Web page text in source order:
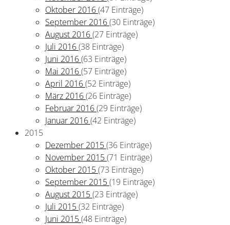
Oktober 2016(47 Einträge)
September 2016(30 Einträge)
August 2016(27 Einträge)
Juli 2016(38 Einträge)
Juni 2016(63 Einträge)
Mai 2016(57 Einträge)
April 2016(52 Einträge)
März 2016(26 Einträge)
Februar 2016(29 Einträge)
Januar 2016(42 Einträge)
2015
Dezember 2015(36 Einträge)
November 2015(71 Einträge)
Oktober 2015(73 Einträge)
September 2015(19 Einträge)
August 2015(23 Einträge)
Juli 2015(32 Einträge)
Juni 2015(48 Einträge)